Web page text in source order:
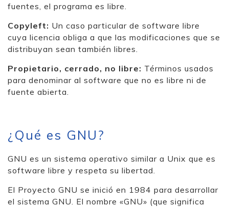
fuentes, el programa es libre.
Copyleft: Un caso particular de software libre
cuya licencia obliga a que las modificaciones que se
distribuyan sean también libres.
Propietario, cerrado, no libre: Términos usados
para denominar al software que no es libre ni de
fuente abierta.
¿Qué es GNU?
GNU es un sistema operativo similar a Unix que es
software libre y respeta su libertad.
El Proyecto GNU se inició en 1984 para desarrollar
el sistema GNU. El nombre «GNU» (que significa